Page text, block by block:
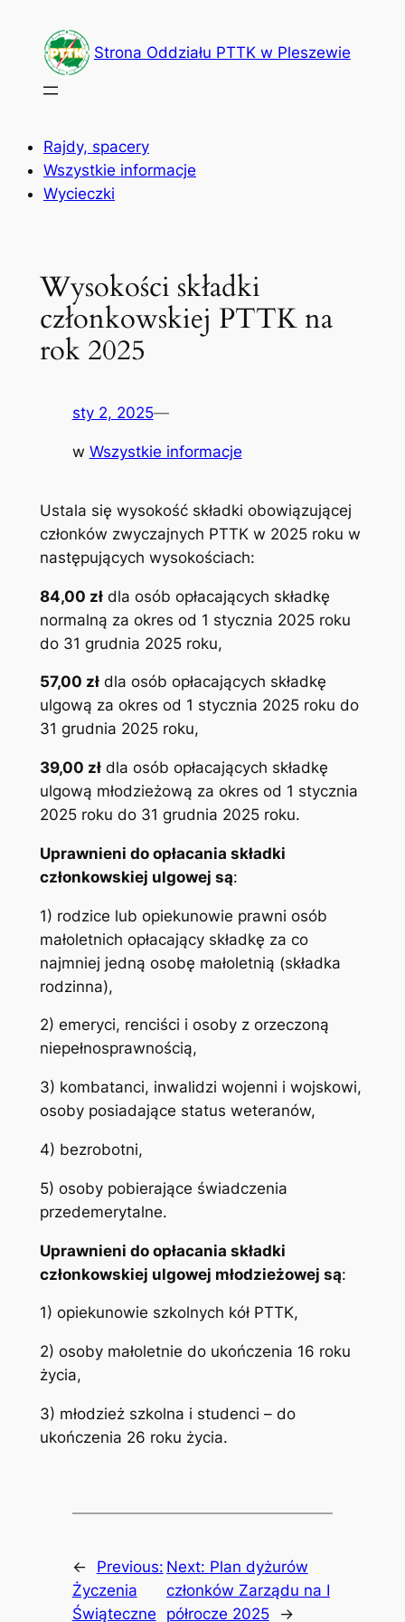
treści
Strona Oddziału PTTK w Pleszewie
Rajdy, spacery
Wszystkie informacje
Wycieczki
Wysokości składki
członkowskiej PTTK na
rok 2025
sty 2, 2025—
w Wszystkie informacje
Ustala się wysokość składki obowiązującej
członków zwyczajnych PTTK w 2025 roku w
następujących wysokościach:
84,00 złdla osób opłacających składkę
normalną za okres od 1 stycznia 2025 roku
do 31 grudnia 2025 roku,
57,00 złdla osób opłacających składkę
ulgową za okres od 1 stycznia 2025 roku do
31 grudnia 2025 roku,
39,00 złdla osób opłacających składkę
ulgową młodzieżową za okres od 1 stycznia
2025 roku do 31 grudnia 2025 roku.
Uprawnieni do opłacania składki
członkowskiej ulgowej są:
1) rodzice lub opiekunowie prawni osób
małoletnich opłacający składkę za co
najmniej jedną osobę małoletnią (składka
rodzinna),
2) emeryci, renciści i osoby z orzeczoną
niepełnosprawnością,
3) kombatanci, inwalidzi wojenni i wojskowi,
osoby posiadające status weteranów,
4) bezrobotni,
5) osoby pobierające świadczenia
przedemerytalne.
Uprawnieni do opłacania składki
członkowskiej ulgowej młodzieżowej są:
1) opiekunowie szkolnych kół PTTK,
2) osoby małoletnie do ukończenia 16 roku
życia,
3) młodzież szkolna i studenci – do
ukończenia 26 roku życia.
←
Previous:
Życzenia
Świąteczne
Next: Plan dyżurów
członków Zarządu na I
półrocze 2025
→